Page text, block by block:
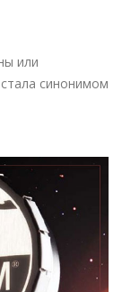
или
синонимом